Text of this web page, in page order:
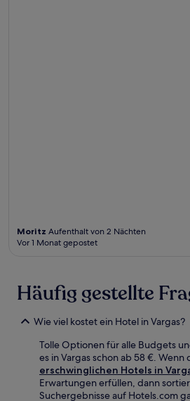
Moritz Aufenthalt von 2 Nächten
Vor 1 Monat gepostet
Häufig gestellte
Wie viel kostet ein Hotel in Vargas?
Tolle Optionen für alle Budgets
es in Vargas schon ab 58 €. Wenn
erschwinglichen Hotels in
Erwartungen erfüllen, dann
Suchergebnisse auf Hotels.com